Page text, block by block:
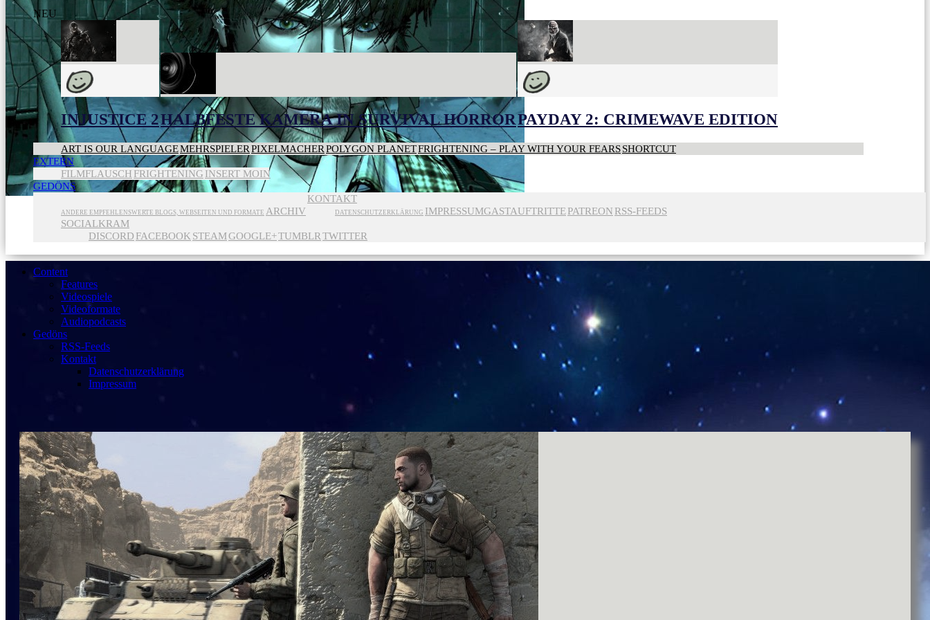
NEU
INJUSTICE 2HALBFESTE KAMERA IN SURVIVAL HORRORPAYDAY 2: CRIMEWAVE EDITION
ART IS OUR LANGUAGEMEHRSPIELERPIXELMACHERPOLYGON PLANETFRIGHTENING – PLAY WITH YOUR FEARSSHORTCUT
EXTERN
FILMFLAUSCH FRIGHTENING INSERT MOIN
GEDÖNS
ANDERE EMPFEHLENSWERTE BLOGS, WEBSEITEN UND FORMATE ARCHIV
KONTAKT
DATENSCHUTZERKLÄRUNG IMPRESSUMGASTAUFTRITTEPATREON RSS-FEEDS
SOCIALKRAM
DISCORD FACEBOOK STEAMGOOGLE+TUMBLRTWITTER
Content
Features
Videospiele
Videoformate
Audiopodcasts
Gedöns
RSS-Feeds
Kontakt
Datenschutzerklärung
Impressum